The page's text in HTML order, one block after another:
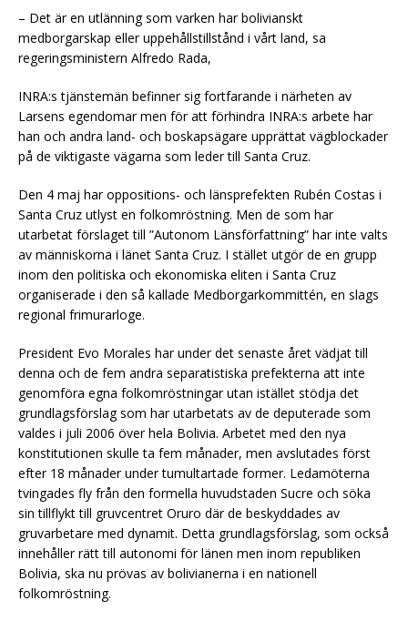
– Det är en utlänning som varken har bolivianskt
medborgarskap eller uppehållstillstånd i vårt land, sa
regeringsministern Alfredo Rada,
INRA:s tjänstemän befinner sig fortfarande i närheten av
Larsens egendomar men för att förhindra INRA:s arbete har
han och andra land- och boskapsägare upprättat vägblockader
på de viktigaste vägarna som leder till Santa Cruz.
Den 4 maj har oppositions- och länsprefekten Rubén Costas i
Santa Cruz utlyst en folkomröstning. Men de som har
utarbetat förslaget till ”Autonom Länsförfattning” har inte valts
av människorna i länet Santa Cruz. I stället utgör de en grupp
inom den politiska och ekonomiska eliten i Santa Cruz
organiserade i den så kallade Medborgarkommittén, en slags
regional frimurarloge.
President Evo Morales har under det senaste året vädjat till
denna och de fem andra separatistiska prefekterna att inte
genomföra egna folkomröstningar utan istället stödja det
grundlagsförslag som har utarbetats av de deputerade som
valdes i juli 2006 över hela Bolivia. Arbetet med den nya
konstitutionen skulle ta fem månader, men avslutades först
efter 18 månader under tumultartade former. Ledamöterna
tvingades fly från den formella huvudstaden Sucre och söka
sin tillflykt till gruvcentret Oruro där de beskyddades av
gruvarbetare med dynamit. Detta grundlagsförslag, som också
innehåller rätt till autonomi för länen men inom republiken
Bolivia, ska nu prövas av bolivianerna i en nationell
folkomröstning.